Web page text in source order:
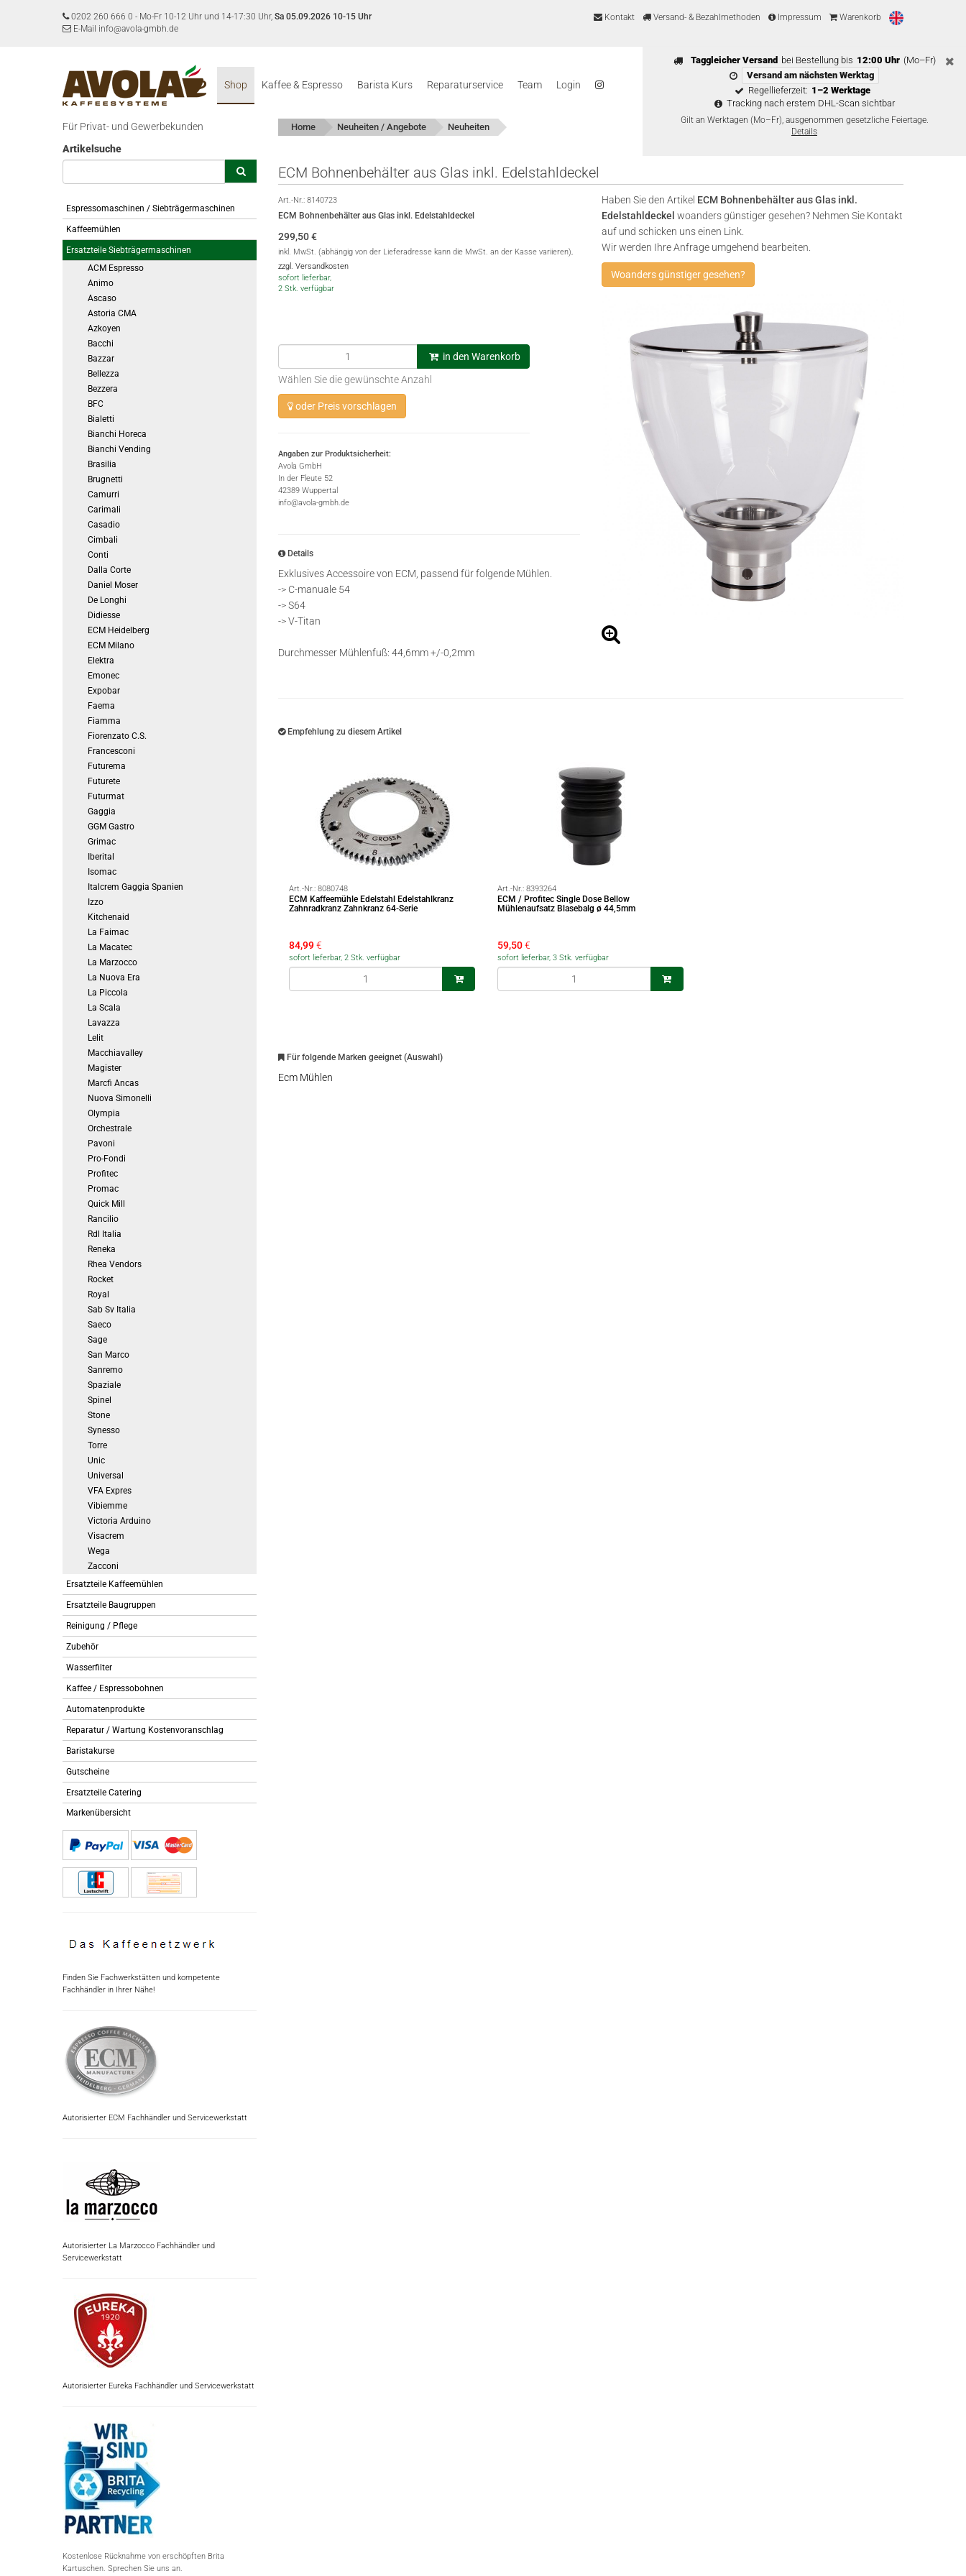
0202 260 666 0 - Mo-Fr 10-12 Uhr und 14-17:30 Uhr, Sa 05.09.2026 10-15 Uhr
E-Mail info@avola-gmbh.de
Kontakt Versand- & Bezahlmethoden Impressum Warenkorb
Taggleicher Versand bei Bestellung bis 12:00 Uhr (Mo–Fr)
Versand am nächsten Werktag
Regellieferzeit: 1–2 Werktage
Tracking nach erstem DHL-Scan sichtbar
Gilt an Werktagen (Mo–Fr), ausgenommen gesetzliche Feiertage.
Details
Shop Kaffee & Espresso Barista Kurs Reparaturservice Team Login
Für Privat- und Gewerbekunden
Artikelsuche
Espressomaschinen / Siebträgermaschinen
Kaffeemühlen
Ersatzteile Siebträgermaschinen
ACM Espresso
Animo
Ascaso
Astoria CMA
Azkoyen
Bacchi
Bazzar
Bellezza
Bezzera
BFC
Bialetti
Bianchi Horeca
Bianchi Vending
Brasilia
Brugnetti
Camurri
Carimali
Casadio
Cimbali
Conti
Dalla Corte
Daniel Moser
De Longhi
Didiesse
ECM Heidelberg
ECM Milano
Elektra
Emonec
Expobar
Faema
Fiamma
Fiorenzato C.S.
Francesconi
Futurema
Futurete
Futurmat
Gaggia
GGM Gastro
Grimac
Iberital
Isomac
Italcrem Gaggia Spanien
Izzo
Kitchenaid
La Faimac
La Macatec
La Marzocco
La Nuova Era
La Piccola
La Scala
Lavazza
Lelit
Macchiavalley
Magister
Marcfi Ancas
Nuova Simonelli
Olympia
Orchestrale
Pavoni
Pro-Fondi
Profitec
Promac
Quick Mill
Rancilio
Rdl Italia
Reneka
Rhea Vendors
Rocket
Royal
Sab Sv Italia
Saeco
Sage
San Marco
Sanremo
Spaziale
Spinel
Stone
Synesso
Torre
Unic
Universal
VFA Expres
Vibiemme
Victoria Arduino
Visacrem
Wega
Zacconi
Ersatzteile Kaffeemühlen
Ersatzteile Baugruppen
Reinigung / Pflege
Zubehör
Wasserfilter
Kaffee / Espressobohnen
Automatenprodukte
Reparatur / Wartung Kostenvoranschlag
Baristakurse
Gutscheine
Ersatzteile Catering
Markenübersicht
Finden Sie Fachwerkstätten und kompetente
Fachhändler in Ihrer Nähe!
Autorisierter ECM Fachhändler und Servicewerkstatt
Autorisierter La Marzocco Fachhändler und
Servicewerkstatt
Autorisierter Eureka Fachhändler und Servicewerkstatt
Kostenlose Rücknahme von erschöpften Brita
Kartuschen. Sprechen Sie uns an.
Home Neuheiten / Angebote Neuheiten
ECM Bohnenbehälter aus Glas inkl. Edelstahldeckel
Art.-Nr.: 8140723
ECM Bohnenbehälter aus Glas inkl. Edelstahldeckel
299,50€
inkl. MwSt. (abhängig von der Lieferadresse kann die MwSt. an der Kasse variieren),
zzgl. Versandkosten
sofort lieferbar,
2 Stk. verfügbar
in den Warenkorb
Wählen Sie die gewünschte Anzahl
oder Preis vorschlagen
Angaben zur Produktsicherheit:
Avola GmbH
In der Fleute 52
42389 Wuppertal
info@avola-gmbh.de
Details
Exklusives Ac­ces­soire von ECM, passend für folgende Mühlen.
-> C-manuale 54
-> S64
-> V-Titan
Durchmesser Mühlenfuß: 44,6mm +/-0,2mm
Haben Sie den Artikel ECM Bohnenbehälter aus Glas inkl.
Edelstahldeckel woanders günstiger gesehen? Nehmen Sie Kontakt
auf und schicken uns einen Link.
Wir werden Ihre Anfrage umgehend bearbeiten.
Woanders günstiger gesehen?
Empfehlung zu diesem Artikel
Art.-Nr.: 8080748
ECM Kaffeemühle Edelstahl Edelstahlkranz
Zahnradkranz Zahnkranz 64-Serie
84,99€
sofort lieferbar, 2 Stk. verfügbar
Art.-Nr.: 8393264
ECM / Profitec Single Dose Bellow
Mühlenaufsatz Blasebalg ø 44,5mm
59,50€
sofort lieferbar, 3 Stk. verfügbar
Für folgende Marken geeignet (Auswahl)
Ecm Mühlen